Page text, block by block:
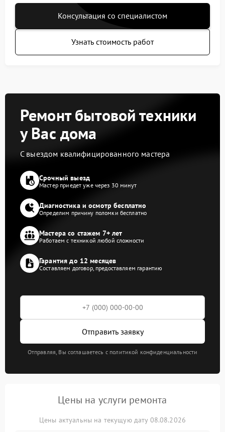
Консультация со специалистом
Узнать стоимость работ
Ремонт бытовой техники
у Вас дома
С выездом квалифицированного мастера
Срочный выезд
Мастер приедет уже через 30 минут
Диагностика и осмотр бесплатно
Определим причину поломки бесплатно
Мастера со стажем 7+ лет
Работаем с техникой любой сложности
Гарантия до 12 месяцев
Составляем договор, предоставляем гарантию
Отправить заявку
Отправляя, Вы соглашаетесь с политикой конфиденциальности
Цены на услуги ремонта
Цены актуальны на текущую дату 08.08.2026